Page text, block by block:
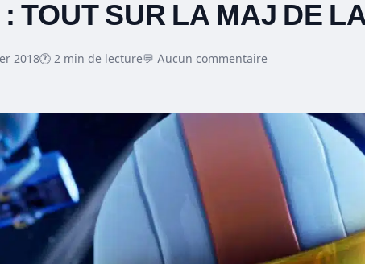
TOUT SUR LA MAJ DE
2018🕐 2 min de lecture💬 Aucun commentaire